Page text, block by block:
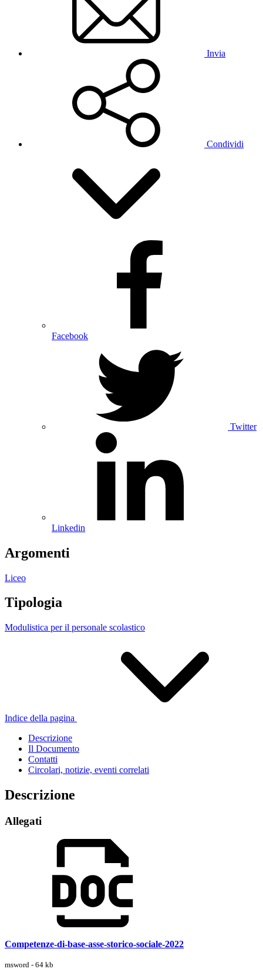
Invia
Condividi
Facebook
Twitter
Linkedin
Argomenti
Liceo
Tipologia
Modulistica per il personale scolastico
Indice della pagina
Descrizione
Il Documento
Contatti
Circolari, notizie, eventi correlati
Descrizione
Allegati
Competenze-di-base-asse-storico-sociale-2022
msword - 64 kb